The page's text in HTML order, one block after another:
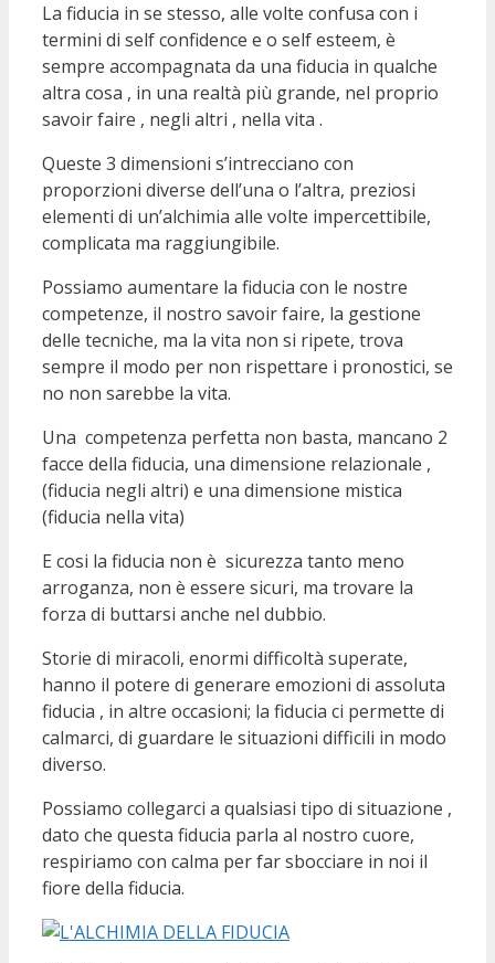
La fiducia in se stesso, alle volte confusa con i
termini di self confidence e o self esteem, è
sempre accompagnata da una fiducia in qualche
altra cosa , in una realtà più grande, nel proprio
savoir faire , negli altri , nella vita .
Queste 3 dimensioni s’intrecciano con
proporzioni diverse dell’una o l’altra, preziosi
elementi di un’alchimia alle volte impercettibile,
complicata ma raggiungibile.
Possiamo aumentare la fiducia con le nostre
competenze, il nostro savoir faire, la gestione
delle tecniche, ma la vita non si ripete, trova
sempre il modo per non rispettare i pronostici, se
no non sarebbe la vita.
Una competenza perfetta non basta, mancano 2
facce della fiducia, una dimensione relazionale ,
(fiducia negli altri) e una dimensione mistica
(fiducia nella vita)
E cosi la fiducia non è sicurezza tanto meno
arroganza, non è essere sicuri, ma trovare la
forza di buttarsi anche nel dubbio.
Storie di miracoli, enormi difficoltà superate,
hanno il potere di generare emozioni di assoluta
fiducia , in altre occasioni; la fiducia ci permette di
calmarci, di guardare le situazioni difficili in modo
diverso.
Possiamo collegarci a qualsiasi tipo di situazione ,
dato che questa fiducia parla al nostro cuore,
respiriamo con calma per far sbocciare in noi il
fiore della fiducia.